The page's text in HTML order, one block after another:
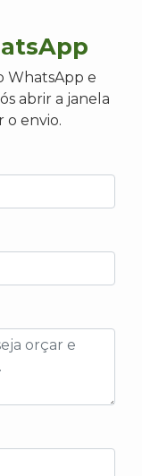
WhatsApp e
abrir a janela
o envio.